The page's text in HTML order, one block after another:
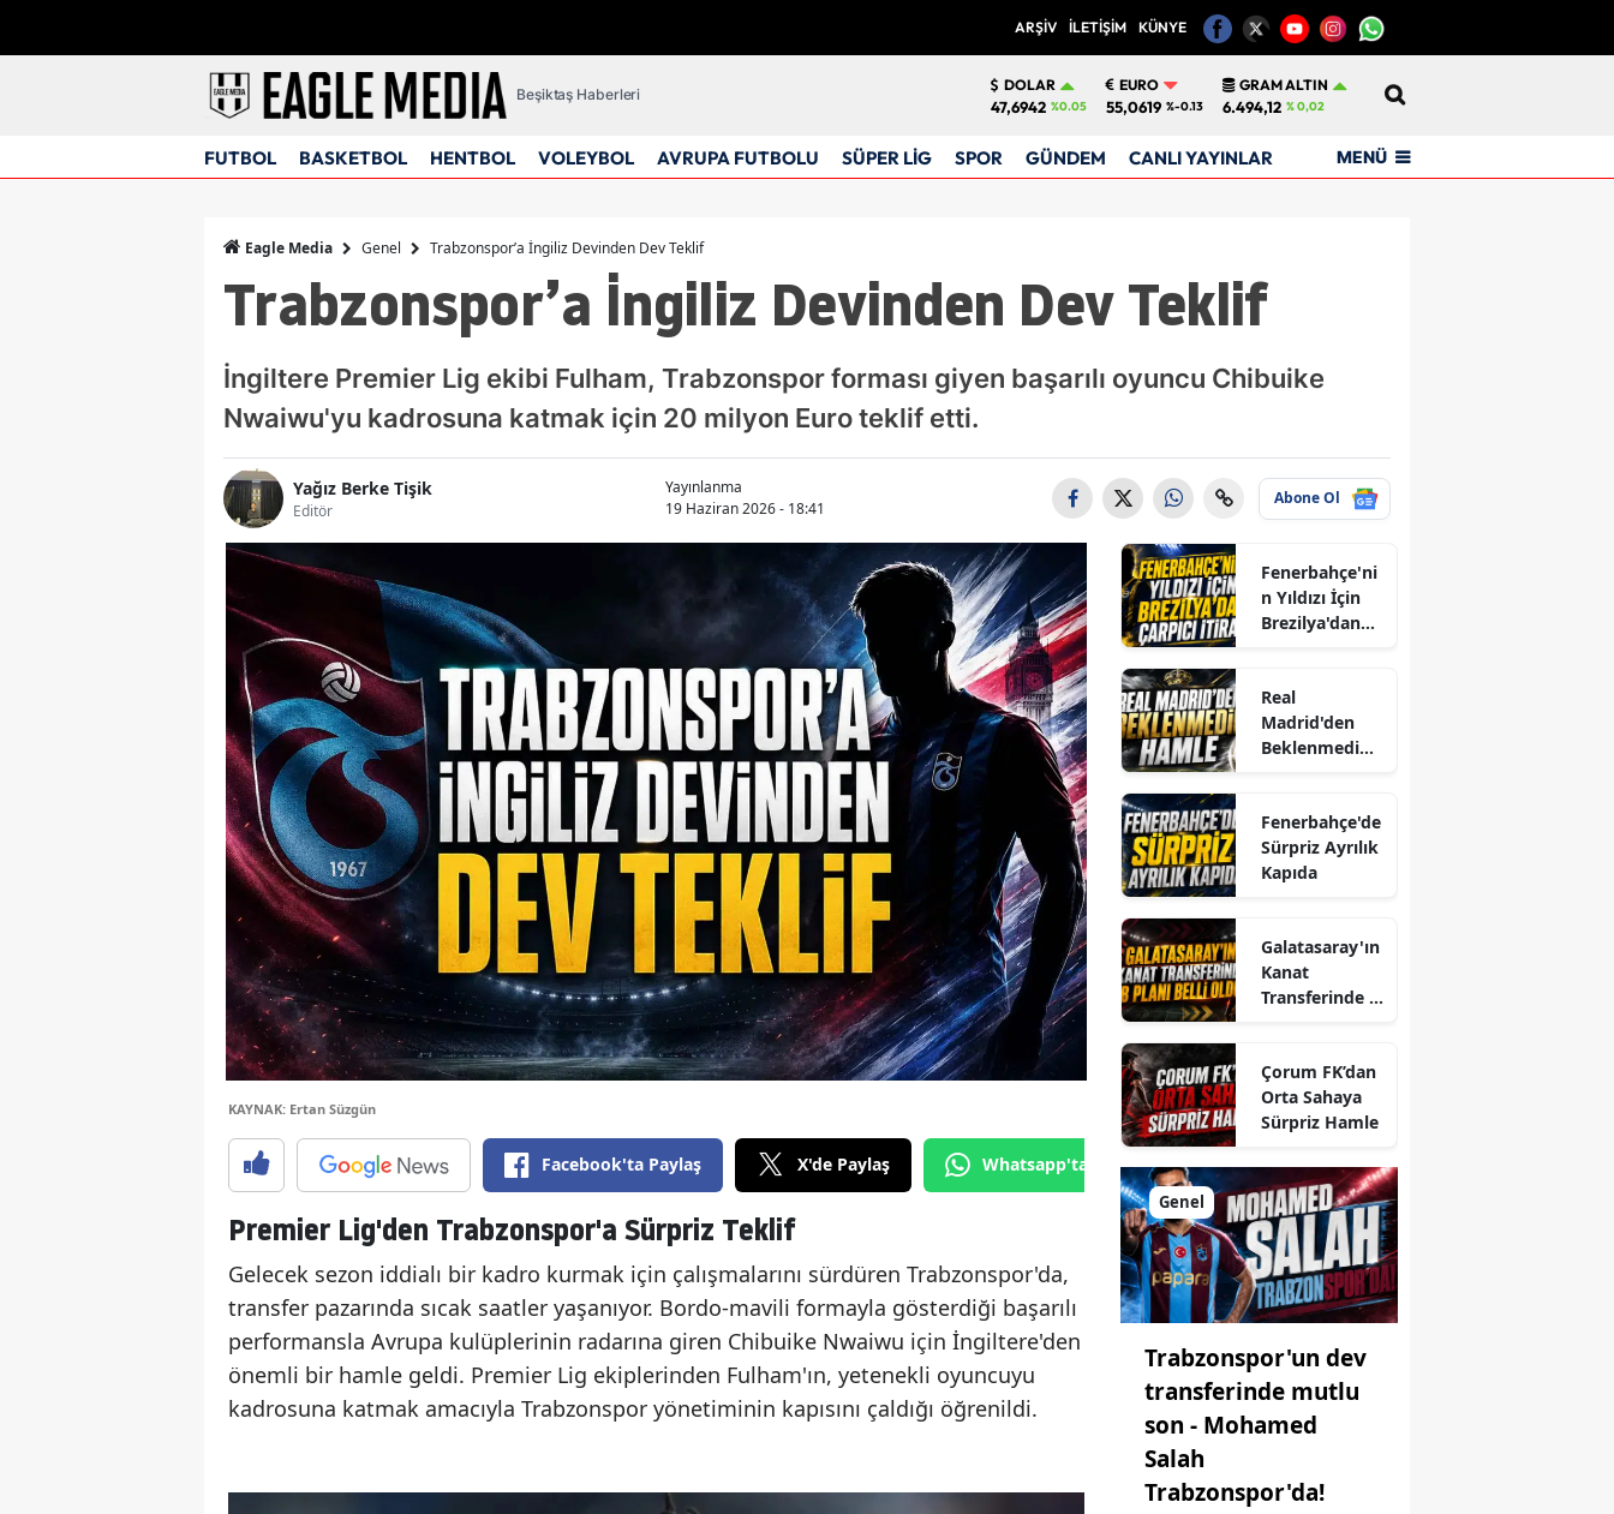
ARŞİV İLETİŞİM KÜNYE
Beşiktaş Haberleri
DOLAR
47,6942 %0.05
EURO
55,0619 %-0.13
GRAM ALTIN
6.494,12 % 0,02
FUTBOL BASKETBOL HENTBOL VOLEYBOL AVRUPA FUTBOLU SÜPER LİG SPOR GÜNDEM CANLI YAYINLAR MENÜ
Eagle Media Genel Trabzonspor’a İngiliz Devinden Dev Teklif
Trabzonspor’a İngiliz Devinden Dev Teklif
İngiltere Premier Lig ekibi Fulham, Trabzonspor forması giyen başarılı oyuncu Chibuike
Nwaiwu'yu kadrosuna katmak için 20 milyon Euro teklif etti.
Yağız Berke Tişik
Editör
Yayınlanma
19 Haziran 2026 - 18:41
Abone Ol
KAYNAK: Ertan Süzgün
Facebook'ta Paylaş X'de Paylaş Whatsapp'tan Gönder
Premier Lig'den Trabzonspor'a Sürpriz Teklif
Gelecek sezon iddialı bir kadro kurmak için çalışmalarını sürdüren Trabzonspor'da,
transfer pazarında sıcak saatler yaşanıyor. Bordo-mavili formayla gösterdiği başarılı
performansla Avrupa kulüplerinin radarına giren Chibuike Nwaiwu için İngiltere'den
önemli bir hamle geldi. Premier Lig ekiplerinden Fulham'ın, yetenekli oyuncuyu
kadrosuna katmak amacıyla Trabzonspor yönetiminin kapısını çaldığı öğrenildi.
Fenerbahçe'ni
n Yıldızı İçin
Brezilya'dan
Real
Madrid'den
Beklenmedik
Fenerbahçe'de
Sürpriz Ayrılık
Kapıda
Galatasaray'ın
Kanat
Transferinde B
Çorum FK’dan
Orta Sahaya
Sürpriz Hamle
Genel
Trabzonspor'un dev
transferinde mutlu
son - Mohamed
Salah
Trabzonspor'da!